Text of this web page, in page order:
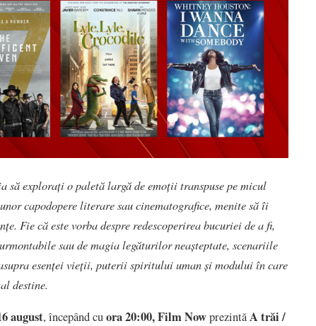
să explorați o paletă largă de emoții transpuse pe micul
capodopere literare sau cinematografice, menite să îi
Fie că este vorba despre redescoperirea bucuriei de a fi,
sau de magia legăturilor neașteptate, scenariile
esenței vieții, puterii spiritului uman și modului în care
destine.
august, începând cuora 20:00, Film NowprezintăA trăi/